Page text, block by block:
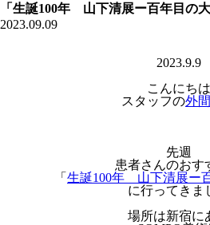
「生誕100年 山下清展ー百年目の大
2023.09.09
2023.9.9
こんにちは
スタッフの外間
先週
患者さんのおす
「 生誕100年 山下清展ー
に行ってきま
場所は新宿に